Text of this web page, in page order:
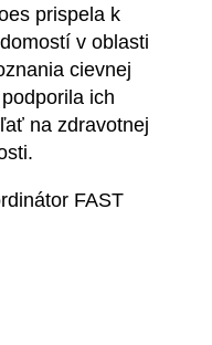
prispela k
v oblasti
cievnej
ich
na zdravotnej
FAST